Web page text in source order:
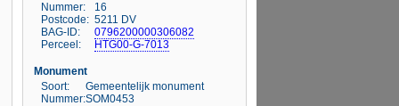
Nummer:
16
Postcode: 5211 DV
BAG-ID:
0796200000306082
Perceel:
HTG00-G-7013
Monument
Soort:
Gemeentelijk monument
Nummer:SOM0453